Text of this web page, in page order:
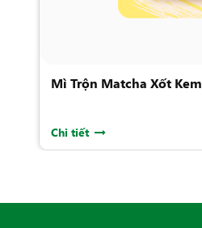
Mì Trộn Matcha Xốt Kem
Chi tiết